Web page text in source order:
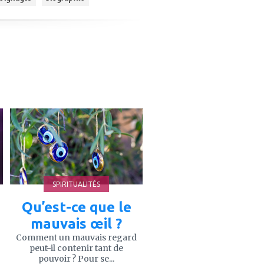
à
mes
favoris
SPIRITUALITÉS
Qu’est-ce que le
mauvais œil ?
Comment un mauvais regard
peut-il contenir tant de
pouvoir ? Pour se...